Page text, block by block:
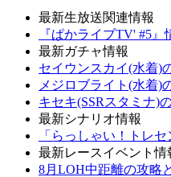
最新生放送関連情報
『ぱかライブTV' #5』
最新ガチャ情報
セイウンスカイ(水着)
メジロブライト(水着)
キセキ(SSRスタミナ)
最新シナリオ情報
「らっしゃい！トレ
最新レースイベント情
8月LOH中距離の攻略